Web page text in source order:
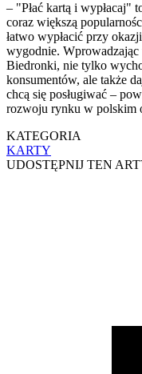
– "Płać kartą i wypłacaj"
coraz większą
łatwo wypłacić przy
wygodnie.
Biedronki, nie tylko
konsumentów, ale także
chcą się posługiwać –
rozwoju rynku w polskim
KATEGORIA
KARTY
UDOSTĘPNIJ TEN